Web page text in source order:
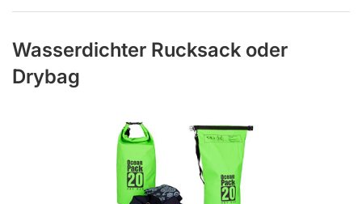
Wasserdichter Rucksack oder
Drybag